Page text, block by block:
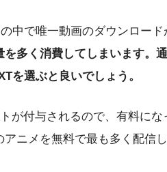
中で唯一動画のダウンロード
多く消費してしまいます。
を選ぶと良いでしょう。
が付与されるので、有料に
ニメを無料で最も多く配信し